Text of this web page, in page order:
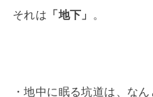
それは 「地下」 。
・地中に眠る坑道は、なん